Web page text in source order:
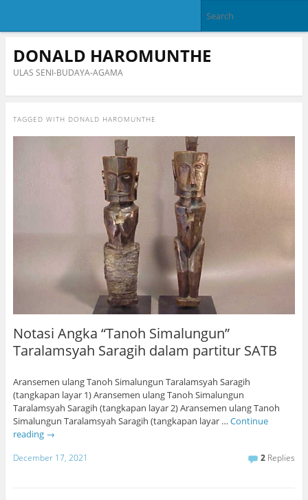
DONALD HAROMUNTHE
ULAS SENI-BUDAYA-AGAMA
TAGGED WITH DONALD HAROMUNTHE
Notasi Angka “Tanoh Simalungun”
Taralamsyah Saragih dalam partitur SATB
Aransemen ulang Tanoh Simalungun Taralamsyah Saragih
(tangkapan layar 1) Aransemen ulang Tanoh Simalungun
Taralamsyah Saragih (tangkapan layar 2) Aransemen ulang Tanoh
Simalungun Taralamsyah Saragih (tangkapan layar … Continue
reading →
December 17, 2021 2 Replies